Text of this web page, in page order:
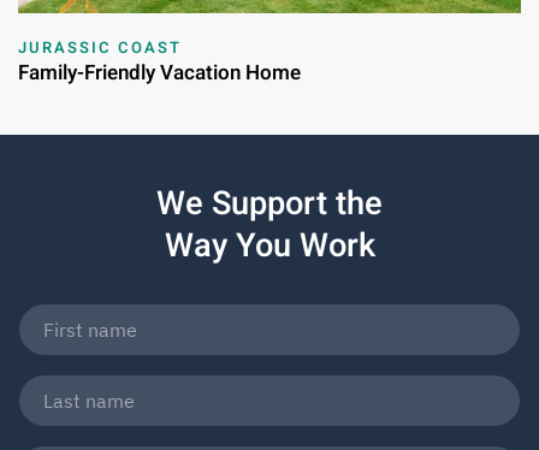
JURASSIC COAST
Family-Friendly Vacation Home
We Support the
Way You Work